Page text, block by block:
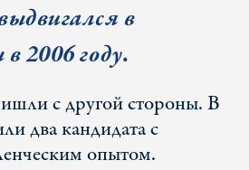
в
2006 году.
с другой стороны. В
два кандидата с
опытом.